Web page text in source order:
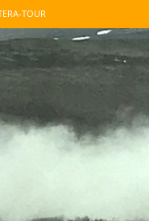
TOUR
TOUR
… SONST NOCH WAS